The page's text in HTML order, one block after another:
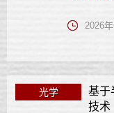
2026
光学
基于
技术